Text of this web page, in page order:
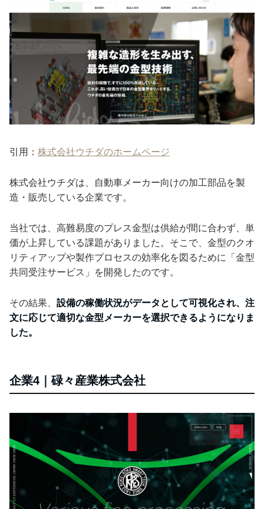
引用： 株式会社ウチダのホームページ
株式会社ウチダは、自動車メーカー向けの加工部品を製
造・販売している企業です。
当社では、高難易度のプレス金型は供給が間に合わず、単
価が上昇している課題がありました。そこで、金型のクオ
リティアップや製作プロセスの効率化を図るために「金型
共同受注サービス」を開発したのです。
その結果、 設備の稼働状況がデータとして可視化され、注
文に応じて適切な金型メーカーを選択できるようになりま
した。
企業4｜碌々産業株式会社